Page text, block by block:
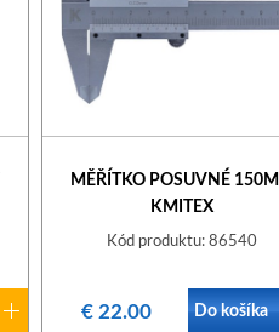
MĚŘÍTKO POSUVNÉ
KMITEX
Kód produktu: 86540
€ 22.00 Do košíka